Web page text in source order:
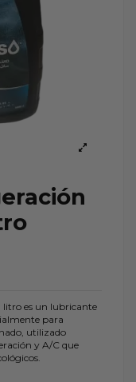
litro es un lubricante
para
utilizado
y A/C que